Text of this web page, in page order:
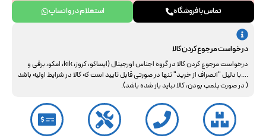
جهت استعلام نهایی با ما هماهنگ فرمایید. از همراهی و درک شما سپاسگزاریم.
تماس با فروشگاه استعلام در واتساپ
درخواست مرجوع کردن کالا
درخواست مرجوع کردن کالا در گروه اجناس اورجینال (ایساکو، کروز، kik، امکو، برقی و
....با دلیل "انصراف از خرید" تنها در صورتی قابل تایید است که کالا در شرایط اولیه باشد
( در صورت پلمپ بودن، کالا نباید باز شده باشد).